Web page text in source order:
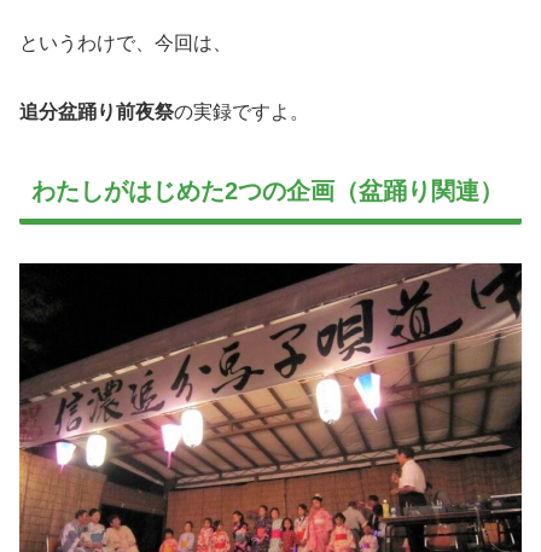
というわけで、今回は、
追分盆踊り前夜祭の実録ですよ。
わたしがはじめた2つの企画（盆踊り関連）